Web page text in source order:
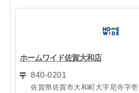
ホームワイド佐賀大和店
840-0201
佐賀県佐賀市大和町大字尼寺字